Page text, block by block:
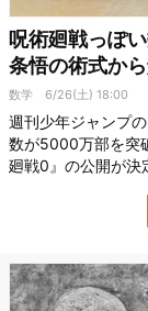
呪術廻戦っぽ
条悟の術式か
数学 6/26(土) 18:00
週刊少年ジャンプ
数が5000万部を突
廻戦0』の公開が決
話題になっている
のある数学トピッ